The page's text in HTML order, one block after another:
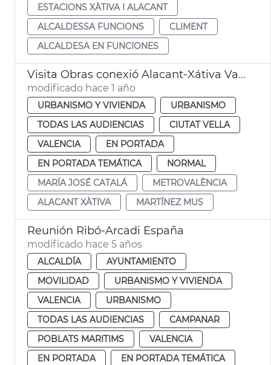
ESTACIONS XÀTIVA I ALACANT
ALCALDESSA FUNCIONS
CLIMENT
ALCALDESA EN FUNCIONES
Visita Obras conexió Alacant-Xátiva València
modificado hace 1 año
URBANISMO Y VIVIENDA
URBANISMO
TODAS LAS AUDIENCIAS
CIUTAT VELLA
VALENCIA
EN PORTADA
EN PORTADA TEMÁTICA
NORMAL
MARÍA JOSÉ CATALÁ
METROVALÈNCIA
ALACANT XÀTIVA
MARTÍNEZ MUS
Reunión Ribó-Arcadi España
modificado hace 5 años
ALCALDÍA
AYUNTAMIENTO
MOVILIDAD
URBANISMO Y VIVIENDA
VALENCIA
URBANISMO
TODAS LAS AUDIENCIAS
CAMPANAR
POBLATS MARITIMS
VALENCIA
EN PORTADA
EN PORTADA TEMÁTICA